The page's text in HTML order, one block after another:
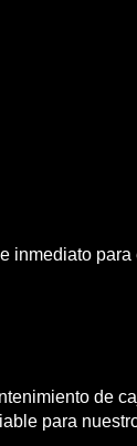
inmediato para
de
para